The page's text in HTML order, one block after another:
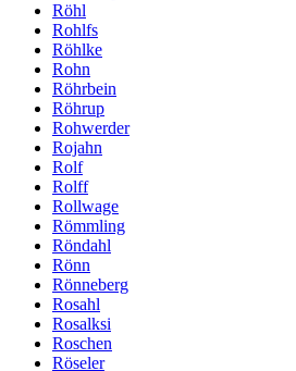
Röhl
Rohlfs
Röhlke
Rohn
Röhrbein
Röhrup
Rohwerder
Rojahn
Rolf
Rolff
Rollwage
Römmling
Röndahl
Rönn
Rönneberg
Rosahl
Rosalksi
Roschen
Röseler